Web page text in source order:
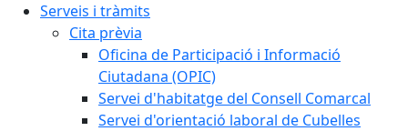
Serveis i tràmits
Cita prèvia
Oficina de Participació i Informació
Ciutadana (OPIC)
Servei d'habitatge del Consell Comarcal
Servei d'orientació laboral de Cubelles